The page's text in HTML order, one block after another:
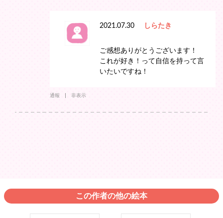
2021.07.30 しらたき
ご感想ありがとうございます！
これが好き！って自信を持って言
いたいですね！
通報 非表示
この作者の他の絵本